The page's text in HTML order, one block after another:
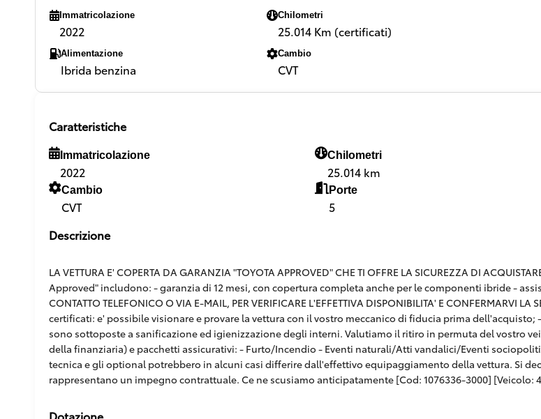
Immatricolazione
2022
Chilometri
25.014 Km (certificati)
Alimentazione
Ibrida benzina
Cambio
CVT
Caratteristiche
Immatricolazione
2022
Chilometri
25.014 km
Cambio
CVT
Porte
5
Descrizione
LA VETTURA E' COPERTA DA GARANZIA "TOYOTA APPROVED" CHE TI OFFRE LA SICUREZZA DI
Approved" includono: - garanzia di 12 mesi, con copertura completa anche per le componenti ibride -
CONTATTO TELEFONICO O VIA E-MAIL, PER VERIFICARE L'EFFETTIVA DISPONIBILITA' E CONFERMARVI
certificati: e' possibile visionare e provare la vettura con il vostro meccanico di fiducia prima
sono sottoposte a sanificazione ed igienizzazione degli interni. Valutiamo il ritiro in permuta del vostro
della finanziaria) e pacchetti assicurativi: - Furto/Incendio - Eventi naturali/Atti vandalici/Eventi
tecnica e gli optional potrebbero in alcuni casi differire dall'effettivo equipaggiamento della vettura. Si
rappresentano un impegno contrattuale. Ce ne scusiamo anticipatamente [Cod: 1076336-3000] [Veicolo: